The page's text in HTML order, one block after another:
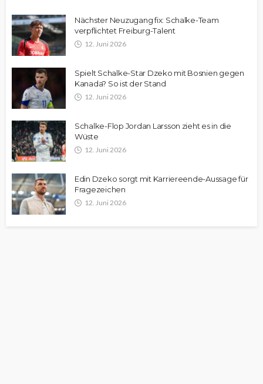
Nächster Neuzugang fix: Schalke-Team
verpflichtet Freiburg-Talent
12. Juni 2026
Spielt Schalke-Star Dzeko mit Bosnien gegen
Kanada? So ist der Stand
12. Juni 2026
Schalke-Flop Jordan Larsson zieht es in die
Wüste
12. Juni 2026
Edin Dzeko sorgt mit Karriereende-Aussage für
Fragezeichen
12. Juni 2026